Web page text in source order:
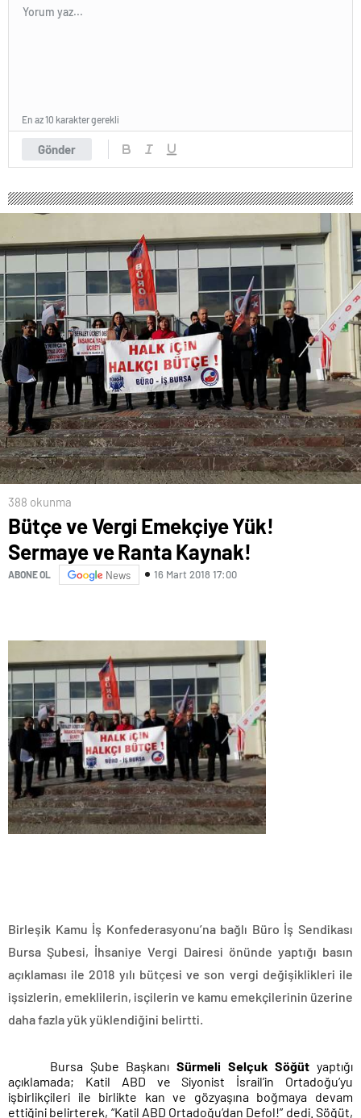
Gönder
En az 10 karakter gerekli
388 okunma
Bütçe ve Vergi Emekçiye Yük!
Sermaye ve Ranta Kaynak!
ABONE OL News 16 Mart 2018 17:00
Birleşik Kamu İş Konfederasyonu’na bağlı Büro İş Sendikası
Bursa Şubesi, İhsaniye Vergi Dairesi önünde yaptığı basın
açıklaması ile 2018 yılı bütçesi ve son vergi değişiklikleri ile
işsizlerin, emeklilerin, isçilerin ve kamu emekçilerinin üzerine
daha fazla yük yüklendiğini belirtti.
Bursa Şube Başkanı Sürmeli Selçuk Söğüt yaptığı
açıklamada; Katil ABD ve Siyonist İsrail’in Ortadoğu’yu
işbirlikçileri ile birlikte kan ve gözyaşına boğmaya devam
ettiğini belirterek, “Katil ABD Ortadoğu’dan Defol!” dedi. Söğüt,